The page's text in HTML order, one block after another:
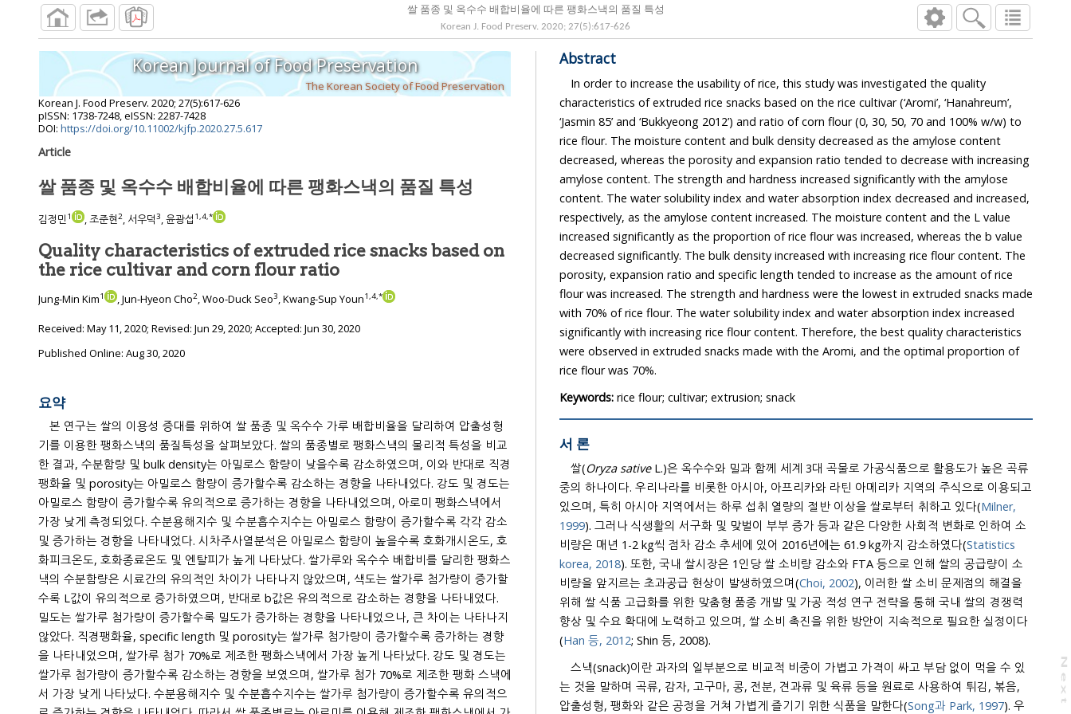
쌀 품종 및 옥수수 배합비율에 따른 팽화스낵의 품질 특성
Korean J. Food Preserv. 2020; 27(5):617-626
N
e
x
t
a
g
Korean Journal of Food Preservation
The Korean Society of Food Preservation
Korean J. Food Preserv. 2020; 27(5):617-626
pISSN: 1738-7248, eISSN: 2287-7428
DOI: https://doi.org/10.11002/kjfp.2020.27.5.617
Article
쌀 품종 및 옥수수 배합비율에 따른 팽화스낵의 품질 특성
김정민 1 , 조준현2, 서우덕3, 윤광섭 1,4,*
Quality characteristics of extruded rice snacks based on
the rice cultivar and corn flour ratio
Jung-Min Kim1 , Jun-Hyeon Cho2, Woo-Duck Seo3, Kwang-Sup Youn1,4,*
Received: May 11, 2020; Revised: Jun 29, 2020; Accepted: Jun 30, 2020
Published Online: Aug 30, 2020
요약
본 연구는 쌀의 이용성 증대를 위하여 쌀 품종 및 옥수수 가루 배합비율을 달리하여 압출성형
기를 이용한 팽화스낵의 품질특성을 살펴보았다. 쌀의 품종별로 팽화스낵의 물리적 특성을 비교
한 결과, 수분함량 및 bulk density는 아밀로스 함량이 낮을수록 감소하였으며, 이와 반대로 직경
팽화율 및 porosity는 아밀로스 함량이 증가할수록 감소하는 경향을 나타내었다. 강도 및 경도는
아밀로스 함량이 증가할수록 유의적으로 증가하는 경향을 나타내었으며, 아로미 팽화스낵에서
가장 낮게 측정되었다. 수분용해지수 및 수분흡수지수는 아밀로스 함량이 증가할수록 각각 감소
및 증가하는 경향을 나타내었다. 시차주사열분석은 아밀로스 함량이 높을수록 호화개시온도, 호
화피크온도, 호화종료온도 및 엔탈피가 높게 나타났다. 쌀가루와 옥수수 배합비를 달리한 팽화스
낵의 수분함량은 시료간의 유의적인 차이가 나타나지 않았으며, 색도는 쌀가루 첨가량이 증가할
수록 L값이 유의적으로 증가하였으며, 반대로 b값은 유의적으로 감소하는 경향을 나타내었다.
밀도는 쌀가루 첨가량이 증가할수록 밀도가 증가하는 경향을 나타내었으나, 큰 차이는 나타나지
않았다. 직경팽화율, specific length 및 porosity는 쌀가루 첨가량이 증가할수록 증가하는 경향
을 나타내었으며, 쌀가루 첨가 70%로 제조한 팽화스낵에서 가장 높게 나타났다. 강도 및 경도는
쌀가루 첨가량이 증가할수록 감소하는 경향을 보였으며, 쌀가루 첨가 70%로 제조한 팽화 스낵에
서 가장 낮게 나타났다. 수분용해지수 및 수분흡수지수는 쌀가루 첨가량이 증가할수록 유의적으
Abstract
In order to increase the usability of rice, this study was investigated the quality
characteristics of extruded rice snacks based on the rice cultivar (‘Aromi’, ‘Hanahreum’,
‘Jasmin 85’ and ‘Bukkyeong 2012’) and ratio of corn flour (0, 30, 50, 70 and 100% w/w) to
rice flour. The moisture content and bulk density decreased as the amylose content
decreased, whereas the porosity and expansion ratio tended to decrease with increasing
amylose content. The strength and hardness increased significantly with the amylose
content. The water solubility index and water absorption index decreased and increased,
respectively, as the amylose content increased. The moisture content and the L value
increased significantly as the proportion of rice flour was increased, whereas the b value
decreased significantly. The bulk density increased with increasing rice flour content. The
porosity, expansion ratio and specific length tended to increase as the amount of rice
flour was increased. The strength and hardness were the lowest in extruded snacks made
with 70% of rice flour. The water solubility index and water absorption index increased
significantly with increasing rice flour content. Therefore, the best quality characteristics
were observed in extruded snacks made with the Aromi, and the optimal proportion of
rice flour was 70%.
Keywords: rice flour; cultivar; extrusion; snack
서 론
쌀(Oryza sativeL.)은 옥수수와 밀과 함께 세계 3대 곡물로 가공식품으로 활용도가 높은 곡류
중의 하나이다. 우리나라를 비롯한 아시아, 아프리카와 라틴 아메리카 지역의 주식으로 이용되고
있으며, 특히 아시아 지역에서는 하루 섭취 열량의 절반 이상을 쌀로부터 취하고 있다(Milner,
1999). 그러나 식생활의 서구화 및 맞벌이 부부 증가 등과 같은 다양한 사회적 변화로 인하여 소
비량은 매년 1-2 kg씩 점차 감소 추세에 있어 2016년에는 61.9 kg까지 감소하였다(Statistics
korea, 2018). 또한, 국내 쌀시장은 1인당 쌀 소비량 감소와 FTA 등으로 인해 쌀의 공급량이 소
비량을 앞지르는 초과공급 현상이 발생하였으며(Choi, 2002), 이러한 쌀 소비 문제점의 해결을
위해 쌀 식품 고급화를 위한 맞춤형 품종 개발 및 가공 적성 연구 전략을 통해 국내 쌀의 경쟁력
향상 및 수요 확대에 노력하고 있으며, 쌀 소비 촉진을 위한 방안이 지속적으로 필요한 실정이다
(Han 등, 2012; Shin 등, 2008).
스낵(snack)이란 과자의 일부분으로 비교적 비중이 가볍고 가격이 싸고 부담 없이 먹을 수 있
는 것을 말하며 곡류, 감자, 고구마, 콩, 전분, 견과류 및 육류 등을 원료로 사용하여 튀김, 볶음,
압출성형, 팽화와 같은 공정을 거쳐 가볍게 즐기기 위한 식품을 말한다(Song과 Park, 1997). 우